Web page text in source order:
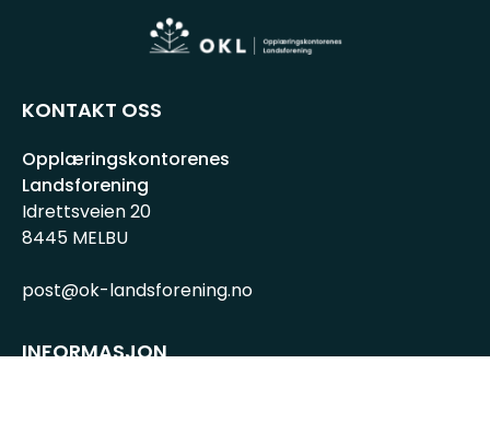
KONTAKT OSS
Opplæringskontorenes
Landsforening
Idrettsveien 20
8445 MELBU
post@ok-landsforening.no
INFORMASJON